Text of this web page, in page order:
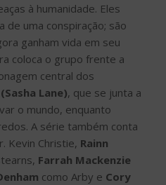
à humanidade. Eles
uma conspiração; são
ganham vida em seu
coloca o grupo frente a
central dos
Lane), que se junta a
o mundo, enquanto
A série também conta
Kevin Christie, Rainn
Farrah Mackenzie
como Arby e Cory